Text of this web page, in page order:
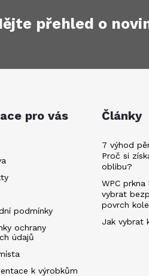
přehled o
pro vás
podmínky
ochrany
údajů
k výrobkům
Články
7 výhod
Proč si
oblibu?
WPC
vybrat
povrch
Jak vybrat